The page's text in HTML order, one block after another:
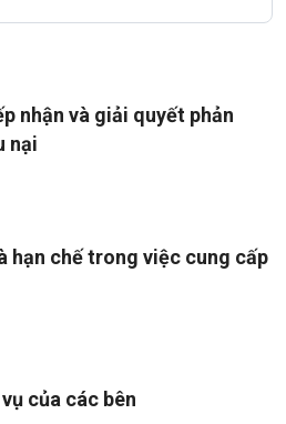
nhận và giải quyết phản
nại
hạn chế trong việc cung cấp
của các bên